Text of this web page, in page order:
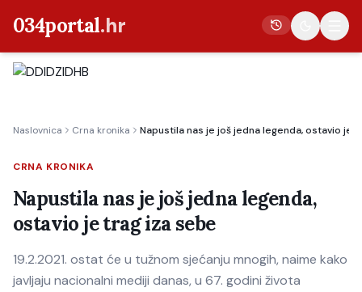
034portal.hr
Crna kronika
Poljoprivreda
Politika
Gospodarstvo
Kultura
Naslovnica Crna kronika Napustila nas je još jedna legenda, ostavio je
CRNA KRONIKA
Napustila nas je još jedna legenda,
ostavio je trag iza sebe
19.2.2021. ostat će u tužnom sjećanju mnogih, naime kako
javljaju nacionalni mediji danas, u 67. godini života